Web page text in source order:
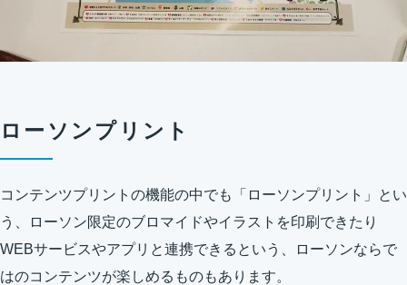
ローソンプリント
コンテンツプリントの機能の中でも「ローソンプリント」とい
う、ローソン限定のブロマイドやイラストを印刷できたり
WEBサービスやアプリと連携できるという、ローソンならで
はのコンテンツが楽しめるものもあります。